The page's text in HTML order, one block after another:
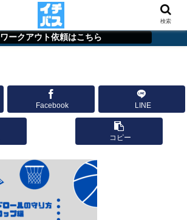
ワークアウト依頼はこちら
Facebook LINE
コピー
検索